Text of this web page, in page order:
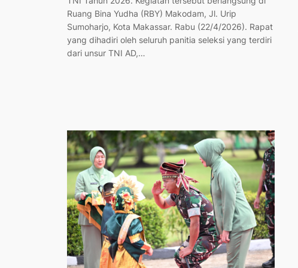
Ruang Bina Yudha (RBY) Makodam, Jl. Urip
Sumoharjo, Kota Makassar. Rabu (22/4/2026). Rapat
yang dihadiri oleh seluruh panitia seleksi yang terdiri
dari unsur TNI AD,…